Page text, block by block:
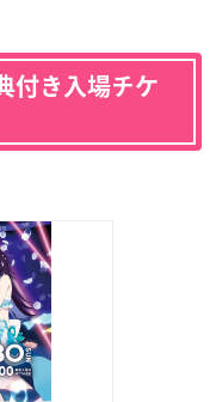
付き入場チケ